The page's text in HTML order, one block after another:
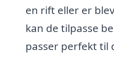
en rift eller er
kan de tilpasse
passer perfekt til